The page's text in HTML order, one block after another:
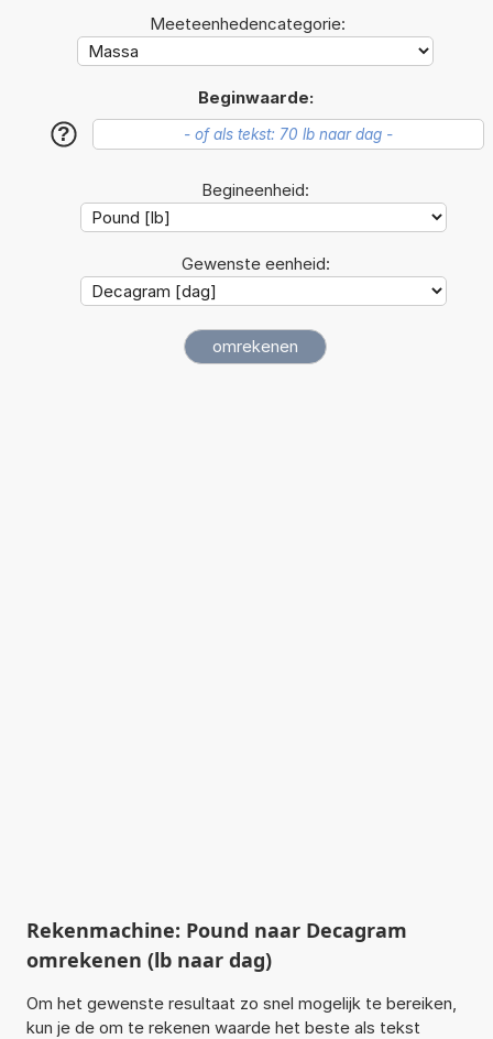
Meeteenhedencategorie:
Beginwaarde:
?
Begineenheid:
Gewenste eenheid:
Rekenmachine: Pound naar Decagram
omrekenen (lb naar dag)
Om het gewenste resultaat zo snel mogelijk te bereiken,
kun je de om te rekenen waarde het beste als tekst